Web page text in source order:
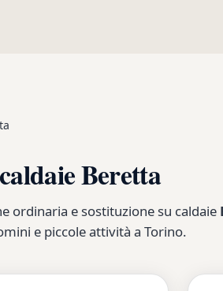
Beretta
ordinaria e sostituzione su caldaie
e piccole attività a Torino.